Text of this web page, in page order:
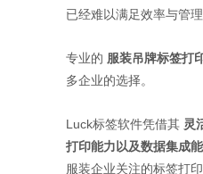
已经难以满足效率与管理
专业的 服装吊牌标签打
多企业的选择。
Luck标签软件凭借其 灵
打印能力以及数据集成
服装企业关注的标签打印